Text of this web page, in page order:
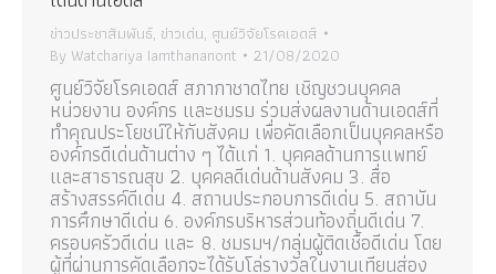
ข่าวประชาสัมพันธ์, ข่าวเด่น, ศูนย์วิจัยโรคเอดส์
By Watchariya Iamthananont 21/08/2020
ศูนย์วิจัยโรคเอดส์ สภากาชาดไทย เชิญชวนบุคคล
หน่วยงาน องค์กร และชมรม ร่วมส่งผลงานด้านเอดส์ที่
ทำคุณประโยชน์ให้กับสังคม เพื่อคัดเลือกเป็นบุคคลหรือ
องค์กรดีเด่นด้านต่าง ๆ ได้แก่ 1. บุคคลด้านการแพทย์
และสาธารณสุข 2. บุคคลดีเด่นด้านสังคม 3. สื่อ
สร้างสรรค์ดีเด่น 4. สถานประกอบการดีเด่น 5. สถาบัน
การศึกษาดีเด่น 6. องค์กรบริหารส่วนท้องถิ่นดีเด่น 7.
ครอบครัวดีเด่น และ 8. ชมรมฯ/กลุ่มผู้ติดเชื้อดีเด่น โดย
ผู้ที่ผ่านการคัดเลือกจะได้รับโล่รางวัลในงานเทียนส่อง